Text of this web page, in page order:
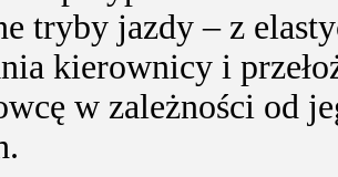
tryby jazdy – z
kierownicy i
w zależności od